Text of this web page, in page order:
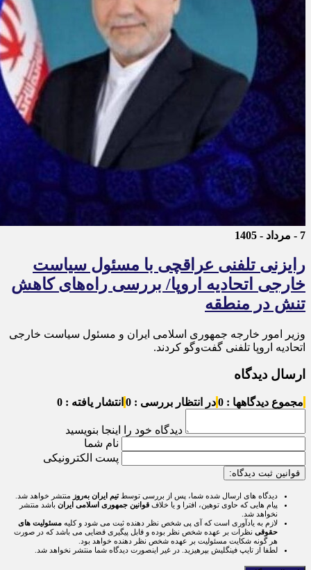
7 - مرداد - 1405
رایزنی تلفنی عراقچی با مسئول سیاست
خارجی اتحادیه اروپا/ بررسی راه‌های کاهش
تنش در منطقه
وزیر امور خارجه جمهوری اسلامی ایران و مسئول سیاست خارجی
اتحادیه اروپا تلفنی گفت‌و‌گو کردند.
ارسال دیدگاه
مجموع دیدگاهها : 0 در انتظار بررسی : 0 انتشار یافته : 0
دیدگاه خود را اینجا بنویسید
نام شما
پست الکترونیکی
قوانین ثبت دیدگاه:
دیدگاه های ارسال شده شما، پس از بررسی توسطتیم ایران به‌روز منتشر خواهد شد.
پیام هایی که حاوی توهین، افترا و یا خلاف قوانین جمهوری اسلامی ایران باشد منتشر
نخواهد شد.
لازم به یادآوری است که آی پی شخص نظر دهنده ثبت می شود و کلیه مسئولیت های
حقوقی نظرات بر عهده شخص نظر بوده و قابل پیگیری قضایی می باشد که در صورت
هر گونه شکایت مسئولیت بر عهده شخص نظر دهنده خواهد بود.
لطفا از تایپ فینگلیش بپرهیزید. در غیر اینصورت دیدگاه شما منتشر نخواهد شد.